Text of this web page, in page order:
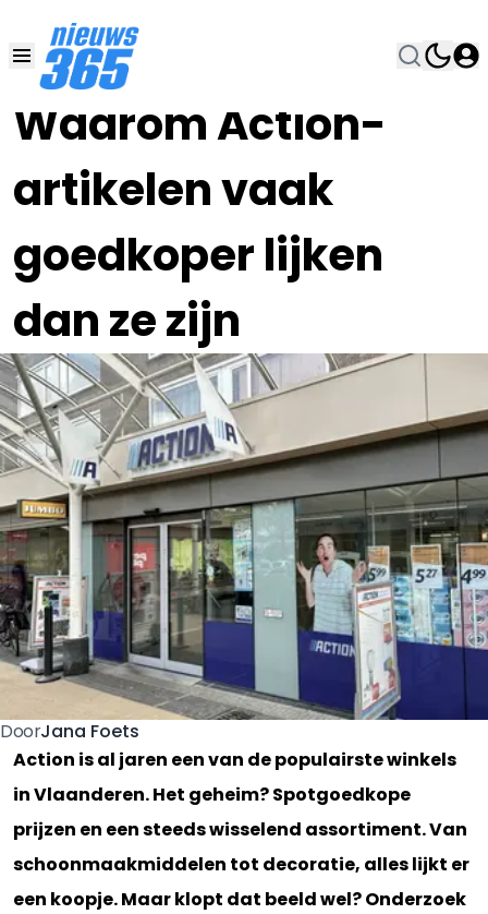
Waarom Action-
artikelen vaak
goedkoper lijken
dan ze zijn
25 SEP 2025, 16:00
DoorJana Foets
Action is al jaren een van de populairste winkels
in Vlaanderen. Het geheim? Spotgoedkope
prijzen en een steeds wisselend assortiment. Van
schoonmaakmiddelen tot decoratie, alles lijkt er
een koopje. Maar klopt dat beeld wel? Onderzoek